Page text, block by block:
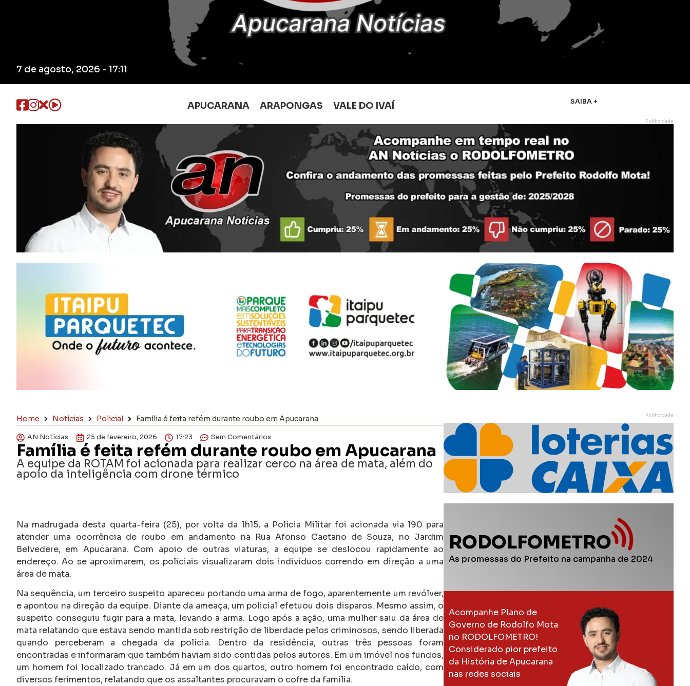
7 de agosto, 2026 - 17:11
APUCARANA ARAPONGAS VALE DO IVAÍ SAIBA +
Publicidade
Home Notícias Policial Família é feita refém durante roubo em Apucarana
AN Notícias 25 de fevereiro, 2026 17:23 Sem Comentários
Família é feita refém durante roubo em Apucarana
A equipe da ROTAM foi acionada para realizar cerco na área de mata, além do
apoio da inteligência com drone térmico
Na madrugada desta quarta-feira (25), por volta da 1h15, a Polícia Militar foi acionada via 190 para
atender uma ocorrência de roubo em andamento na Rua Afonso Caetano de Souza, no Jardim
Belvedere, em Apucarana. Com apoio de outras viaturas, a equipe se deslocou rapidamente ao
endereço. Ao se aproximarem, os policiais visualizaram dois indivíduos correndo em direção a uma
área de mata.
Na sequência, um terceiro suspeito apareceu portando uma arma de fogo, aparentemente um revólver,
e apontou na direção da equipe. Diante da ameaça, um policial efetuou dois disparos. Mesmo assim, o
suspeito conseguiu fugir para a mata, levando a arma. Logo após a ação, uma mulher saiu da área de
mata relatando que estava sendo mantida sob restrição de liberdade pelos criminosos, sendo liberada
quando perceberam a chegada da polícia. Dentro da residência, outras três pessoas foram
encontradas e informaram que também haviam sido contidas pelos autores. Em um imóvel nos fundos,
um homem foi localizado trancado. Já em um dos quartos, outro homem foi encontrado caído, com
diversos ferimentos, relatando que os assaltantes procuravam o cofre da família.
Publicidade
RODOLFOMETRO
As promessas do Prefeito na campanha de 2024
Acompanhe Plano de
Governo de Rodolfo Mota
no RODOLFOMETRO!
Considerado pior prefeito
da História de Apucarana
nas redes sociais